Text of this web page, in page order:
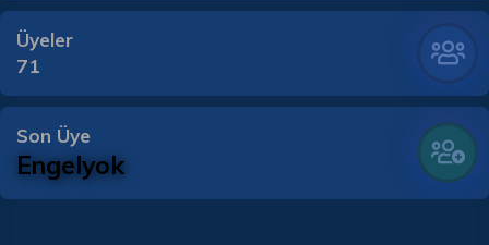
Üyeler
71
Son Üye
Engelyok